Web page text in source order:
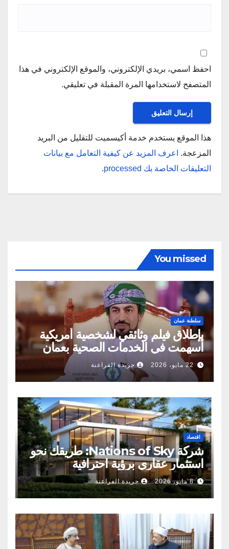
احفظ اسمي، بريدي الإلكتروني، والموقع الإلكتروني في هذا
المتصفح لاستخدامها المرة المقبلة في تعليقي.
هذا الموقع يستخدم خدمة أكيسميت للتقليل من البريد
المزعجة.
اعرف المزيد عن كيفية التعامل مع بيانات
التعليقات الخاصة بك processed
.
You missed
سلطنة عمان
بإطلاق فيلم وثائقي لشخصية أمريكية
أسهمت في الخدمات الصحية بعمان
22 مايو، 2026 جريدة الفراعنة
اقتصاد
شركة Nations of Sky: طريقك نحو
استثمار عقاري برؤية احترافية
8 مايو، 2026 جريدة الفراعنة